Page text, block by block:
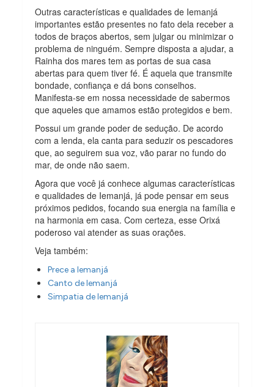
Outras características e qualidades de Iemanjá
importantes estão presentes no fato dela receber a
todos de braços abertos, sem julgar ou minimizar o
problema de ninguém. Sempre disposta a ajudar, a
Rainha dos mares tem as portas de sua casa
abertas para quem tiver fé. É aquela que transmite
bondade, confiança e dá bons conselhos.
Manifesta-se em nossa necessidade de sabermos
que aqueles que amamos estão protegidos e bem.
Possui um grande poder de sedução. De acordo
com a lenda, ela canta para seduzir os pescadores
que, ao seguirem sua voz, vão parar no fundo do
mar, de onde não saem.
Agora que você já conhece algumas características
e qualidades de Iemanjá, já pode pensar em seus
próximos pedidos, focando sua energia na família e
na harmonia em casa. Com certeza, esse Orixá
poderoso vai atender as suas orações.
Veja também:
Prece a Iemanjá
Canto de Iemanjá
Simpatia de Iemanjá